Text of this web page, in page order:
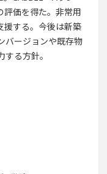
評価を得た。非常用
援する。今後は新築
バージョンや既存物
る方針。